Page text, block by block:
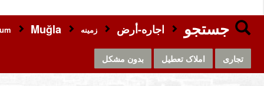
جستجو اجاره-أرض زمینه Muğla
تجاری املاک تعطیل بدون مشکل